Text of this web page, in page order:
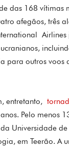
das 168 vítimas
afegãos, três
para outros voos
entretanto,
Pelo menos
Universidade
em Teerão. A